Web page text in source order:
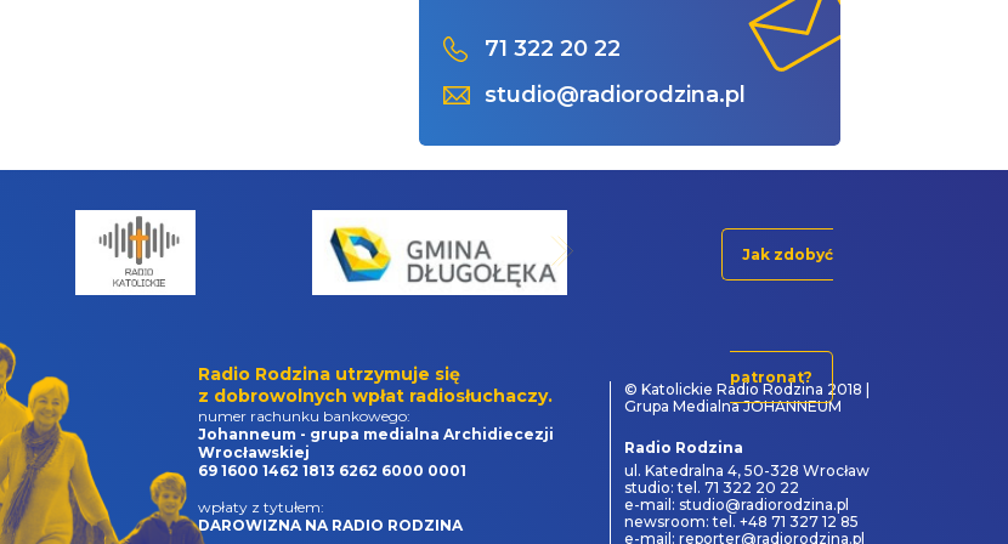
71 322 20 22
studio@radiorodzina.pl
Jak zdobyć
patronat?
Radio Rodzina utrzymuje się
z dobrowolnych wpłat radiosłuchaczy.
numer rachunku bankowego:
Johanneum - grupa medialna Archidiecezji
Wrocławskiej
69 1600 1462 1813 6262 6000 0001
wpłaty z tytułem:
DAROWIZNA NA RADIO RODZINA
© Katolickie Radio Rodzina 2018 |
Grupa Medialna JOHANNEUM
Radio Rodzina
ul. Katedralna 4, 50-328 Wrocław
studio: tel. 71 322 20 22
e-mail: studio@radiorodzina.pl
newsroom: tel. +48 71 327 12 85
e-mail: reporter@radiorodzina.pl